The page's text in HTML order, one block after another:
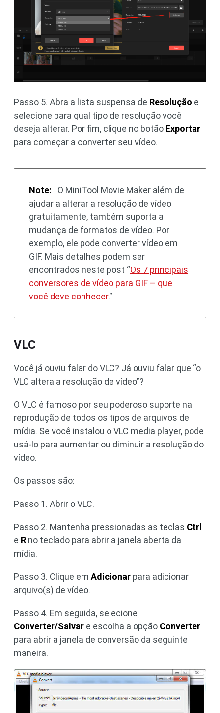
Passo 5. Abra a lista suspensa de Resolução e
selecione para qual tipo de resolução você
deseja alterar. Por fim, clique no botão Exportar
para começar a converter seu vídeo.
Note:
O MiniTool Movie Maker além de
ajudar a alterar a resolução de vídeo
gratuitamente, também suporta a
mudança de formatos de vídeo. Por
exemplo, ele pode converter vídeo em
GIF. Mais detalhes podem ser
encontrados neste post “Os 7 principais
conversores de vídeo para GIF – que
você deve conhecer.”
VLC
Você já ouviu falar do VLC? Já ouviu falar que “o
VLC altera a resolução de vídeo”?
O VLC é famoso por seu poderoso suporte na
reprodução de todos os tipos de arquivos de
mídia. Se você instalou o VLC media player, pode
usá-lo para aumentar ou diminuir a resolução do
vídeo.
Os passos são:
Passo 1. Abrir o VLC.
Passo 2. Mantenha pressionadas as teclas Ctrl
e R no teclado para abrir a janela aberta da
mídia.
Passo 3. Clique emAdicionar para adicionar
arquivo(s) de vídeo.
Passo 4. Em seguida, selecione
Converter/Salvar e escolha a opção Converter
para abrir a janela de conversão da seguinte
maneira.